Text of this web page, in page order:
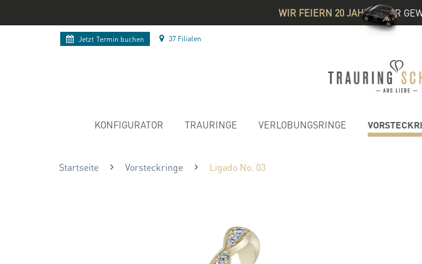
WIR FEIERN 20 JAHRE& IHR
Jetzt Termin buchen 37 Filialen
KONFIGURATOR TRAURINGE VERLOBUNGSRINGE
Startseite Vorsteckringe Ligado No. 03